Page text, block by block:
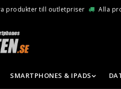
produkter till outletpriser Alla
SMARTPHONES & IPADS